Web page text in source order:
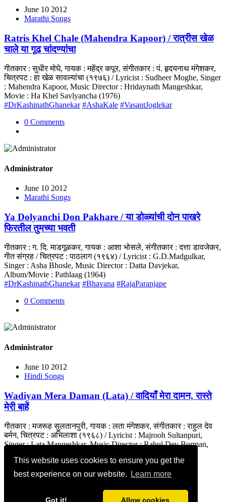
This website uses cookies to ensure you get the
best experience on our website.
Learn more
Got it! Allow cookies
June 10 2012
Marathi Songs
Ratris Khel Chale (Mahendra Kapoor) / रात्रीस खेळ
चाले या गूढ चांदण्यांचा
गीतकार : सुधीर मोघे, गायक : महेंद्र कपूर, संगीतकार : पं. हृदयनाथ मंगेशकर,
चित्रपट : हा खेळ सावल्यांचा (१९७६) / Lyricist : Sudheer Moghe, Singer
: Mahendra Kapoor, Music Director : Hridaynath Mangeshkar,
Movie : Ha Khel Savlyancha (1976)
#DrKashinathGhanekar #AshaKale #VasantJoglekar
0 Comments
Administrator
June 10 2012
Marathi Songs
Ya Dolyanchi Don Pakhare / या डोळ्यांची दोन पाखरे
फिरतील तुमच्या भवती
गीतकार : ग. दि. माडगूळकर, गायक : आशा भोसले, संगीतकार : दत्ता डावजेकर,
गीत संग्रह / चित्रपट : पाठलाग (१९६४) / Lyricist : G.D.Madgulkar,
Singer : Asha Bhosle, Music Director : Datta Davjekar,
Album/Movie : Pathlaag (1964)
#DrKashinathGhanekar #Bhavana #RajaParanjape
0 Comments
Administrator
June 10 2012
Hindi Songs
Wadiyan Mera Daman (Lata) / वादियाँ मेरा दामन, रास्ते
मेरी बाहें
गीतकार : मजरूह सुलतानपुरी, गायक : लता मंगेशकर, संगीतकार : राहुल देव
बर्मन, चित्रपट : अभिलाशा (१९६८) / Lyricist : Majrooh Sultanpuri,
Singer : Lata Mangeshkar, Music Director : Rahul Dev Burman,
#Nanda #DrKashinathGhanekar #TandemSong
0 Comments